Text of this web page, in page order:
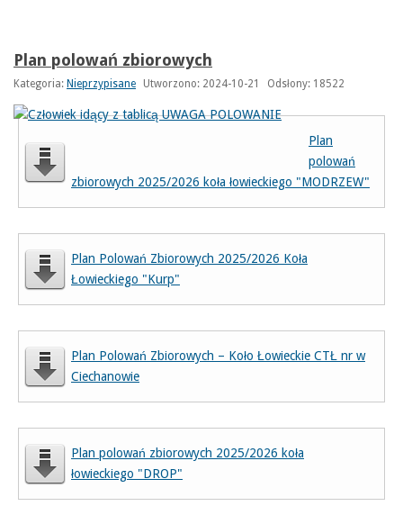
Plan polowań zbiorowych
Kategoria: Nieprzypisane Utworzono: 2024-10-21 Odsłony: 18522
Plan
polowań
zbiorowych 2025/2026 koła łowieckiego "MODRZEW"
Plan Polowań Zbiorowych 2025/2026 Koła
Łowieckiego "Kurp"
Plan Polowań Zbiorowych – Koło Łowieckie CTŁ nr w
Ciechanowie
Plan polowań zbiorowych 2025/2026 koła
łowieckiego "DROP"